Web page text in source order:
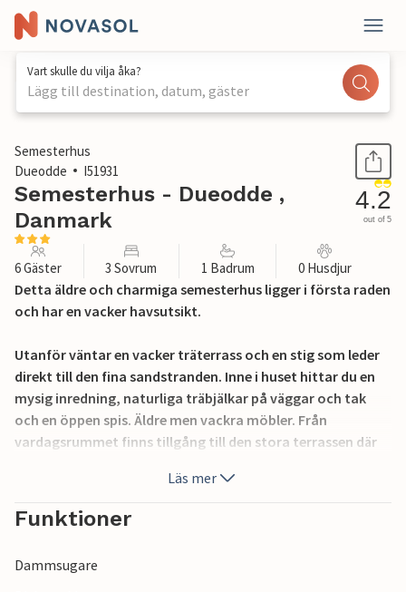
Vart skulle du vilja åka?
Lägg till destination, datum, gäster
1 / 17
Semesterhus
Dueodde
I51931
Semesterhus - Dueodde ,
Danmark
4.2
out of 5
6 Gäster 3 Sovrum 1 Badrum 0 Husdjur
Detta äldre och charmiga semesterhus ligger i första raden
och har en vacker havsutsikt.
Utanför väntar en vacker träterrass och en stig som leder
direkt till den fina sandstranden. Inne i huset hittar du en
mysig inredning, naturliga träbjälkar på väggar och tak
och en öppen spis. Äldre men vackra möbler. Från
vardagsrummet finns tillgång till den stora terrassen där
dagen här med en god frukost och planera dagens
aktiviteter.
Snogebæk, där det finns bra små butiker och restauranger.
Läs mer
Funktioner
Dammsugare